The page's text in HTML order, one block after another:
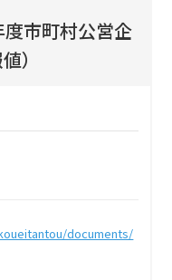
度市町村公営企
）
documents/